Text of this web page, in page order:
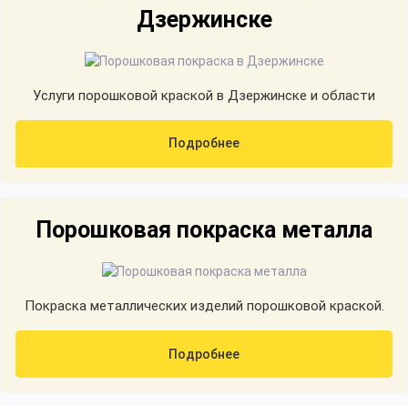
Дзержинске
Услуги порошковой краской в Дзержинске и области
Подробнее
Порошковая покраска металла
Покраска металлических изделий порошковой краской.
Подробнее